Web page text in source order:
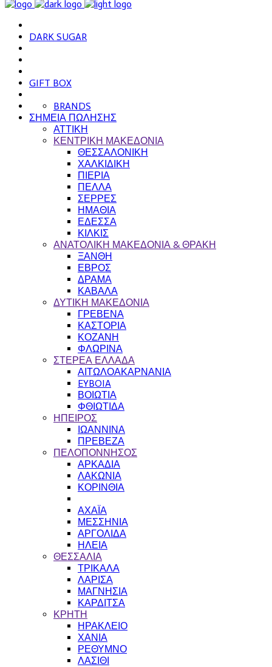
DARK SUGAR
GIFT BOX
BRANDS
ΣΗΜΕΙΑ ΠΩΛΗΣΗΣ
ΑΤΤΙΚΗ
ΚΕΝΤΡΙΚΗ ΜΑΚΕΔΟΝΙΑ
ΘΕΣΣΑΛΟΝΙΚΗ
ΧΑΛΚΙΔΙΚΗ
ΠΙΕΡΙΑ
ΠΕΛΛΑ
ΣΕΡΡΕΣ
ΗΜΑΘΙΑ
ΕΔΕΣΣΑ
ΚΙΛΚΙΣ
ΑΝΑΤΟΛΙΚΗ ΜΑΚΕΔΟΝΙΑ & ΘΡΑΚΗ
ΞΑΝΘΗ
ΕΒΡΟΣ
ΔΡΑΜΑ
ΚΑΒΑΛΑ
ΔΥΤΙΚΗ ΜΑΚΕΔΟΝΙΑ
ΓΡΕΒΕΝΑ
ΚΑΣΤΟΡΙΑ
ΚΟΖΑΝΗ
ΦΛΩΡΙΝΑ
ΣΤΕΡΕΑ ΕΛΛΑΔΑ
ΑΙΤΩΛΟΑΚΑΡΝΑΝΙΑ
EYBOIA
ΒΟΙΩΤΙΑ
ΦΘΙΩΤΙΔΑ
ΗΠΕΙΡΟΣ
ΙΩΑΝΝΙΝΑ
ΠΡΕΒΕΖΑ
ΠΕΛΟΠΟΝΝΗΣΟΣ
ΑΡΚΑΔΙΑ
ΛΑΚΩΝΙΑ
ΚΟΡΙΝΘΙΑ
ΑΧΑΪΑ
ΜΕΣΣΗΝΙΑ
ΑΡΓΟΛΙΔΑ
ΗΛΕΙΑ
ΘΕΣΣΑΛΙΑ
ΤΡΙΚΑΛΑ
ΛΑΡΙΣΑ
ΜΑΓΝΗΣΙΑ
ΚΑΡΔΙΤΣΑ
ΚΡΗΤΗ
ΗΡΑΚΛΕΙΟ
ΧΑΝΙΑ
ΡΕΘΥΜΝΟ
ΛΑΣΙΘΙ